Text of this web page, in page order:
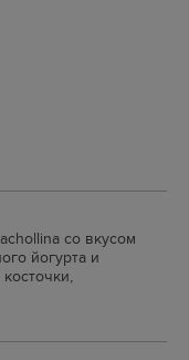
со вкусом
йогурта и